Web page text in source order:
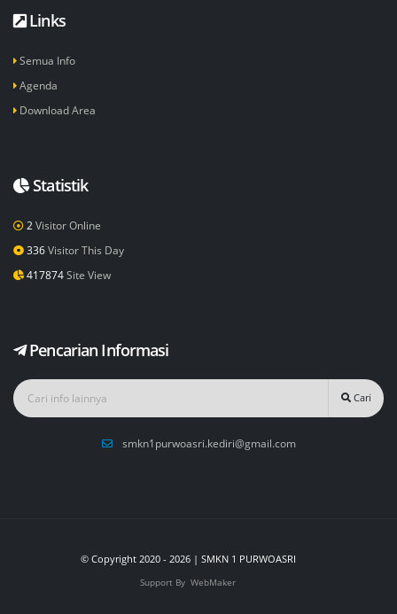
Links
Semua Info
Agenda
Download Area
Statistik
2 Visitor Online
336Visitor This Day
417874Site View
Pencarian Informasi
Cari
smkn1purwoasri.kediri@gmail.com
© Copyright 2020 - 2026 | SMKN 1 PURWOASRI
Support By WebMaker